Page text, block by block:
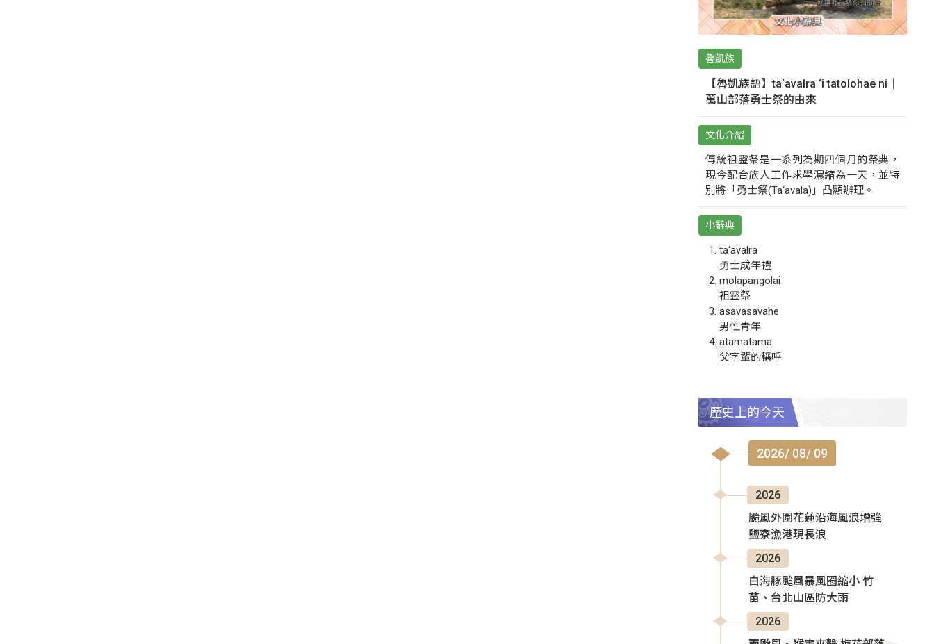
魯凱族
【魯凱族語】ta‘avalra ‘i tatolohae ni｜
萬山部落勇士祭的由來
文化介紹
傳統祖靈祭是一系列為期四個月的祭典，
現今配合族人工作求學濃縮為一天，並特
別將「勇士祭(Ta‘avala)」凸顯辦理。
小辭典
ta‘avalra
勇士成年禮
molapangolai
祖靈祭
asavasavahe
男性青年
atamatama
父字輩的稱呼
歷史上的今天
2026/ 08/ 09
2026
颱風外圍花蓮沿海風浪增強
鹽寮漁港現長浪
2026
白海豚颱風暴風圈縮小 竹
苗、台北山區防大雨
2026